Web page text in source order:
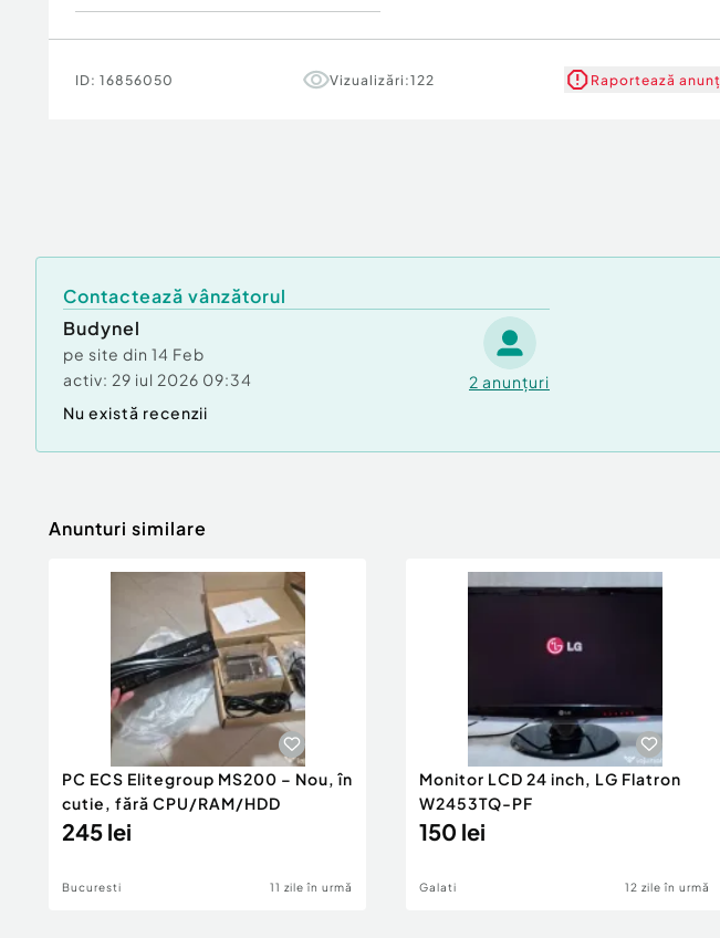
ID: 16856050 Vizualizări:122 Raportează anunț
Contactează vânzătorul
Budynel
pe site din 14 Feb
activ: 29 iul 2026 09:34 2 anunțuri
Nu există recenzii
Anunturi similare
PC ECS Elitegroup MS200 – Nou, în
cutie, fără CPU/RAM/HDD
245 lei
Bucuresti 11 zile în urmă
Monitor LCD 24 inch, LG Flatron
W2453TQ-PF
150 lei
Galati 12 zile în urmă